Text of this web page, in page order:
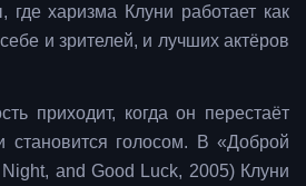
харизма Клуни работает как
и зрителей, и лучших актёров
приходит, когда он перестаёт
становится голосом. В «Доброй
and Good Luck, 2005) Клуни